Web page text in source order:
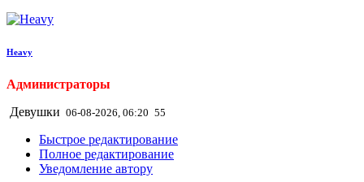
Heavy
Администраторы
Девушки 06-08-2026, 06:20 55
Быстрое редактирование
Полное редактирование
Уведомление автору